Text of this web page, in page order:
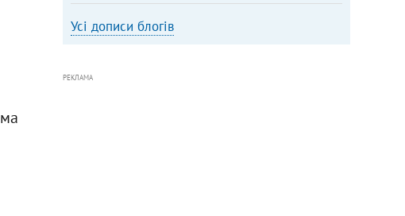
Усі дописи блогів
РЕКЛАМА